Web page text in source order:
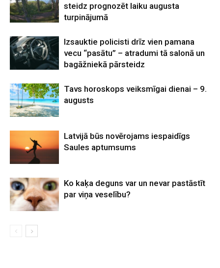
steidz prognozēt laiku augusta
turpinājumā
Izsauktie policisti drīz vien pamana
vecu “pasātu” – atradumi tā salonā un
bagāžniekā pārsteidz
Tavs horoskops veiksmīgai dienai – 9.
augusts
Latvijā būs novērojams iespaidīgs
Saules aptumsums
Ko kaķa deguns var un nevar pastāstīt
par viņa veselību?